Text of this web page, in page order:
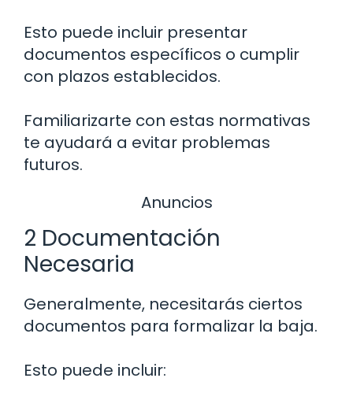
Esto puede incluir presentar
documentos específicos o cumplir
con plazos establecidos.
Familiarizarte con estas normativas
te ayudará a evitar problemas
futuros.
Anuncios
2 Documentación
Necesaria
Generalmente, necesitarás ciertos
documentos para formalizar la baja.
Esto puede incluir: